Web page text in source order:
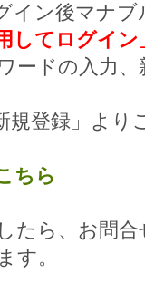
イン後マナ
してログイン
ードの入力
規登録」よ
ちら
たら、お問
す。